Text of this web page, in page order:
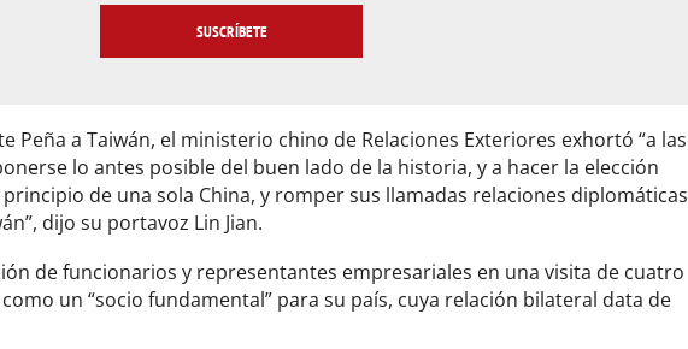
a
Peña a Taiwán, el ministerio chino de Relaciones Exteriores exhortó “a las
lo antes posible del buen lado de la historia, y a hacer la elección
de una sola China, y romper sus llamadas relaciones diplomáticas
dijo su portavoz Lin Jian.
de funcionarios y representantes empresariales en una visita de cuatro
un “socio fundamental” para su país, cuya relación bilateral data de